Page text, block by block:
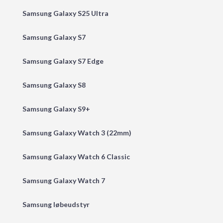
Samsung Galaxy S25 Ultra
Samsung Galaxy S7
Samsung Galaxy S7 Edge
Samsung Galaxy S8
Samsung Galaxy S9+
Samsung Galaxy Watch 3 (22mm)
Samsung Galaxy Watch 6 Classic
Samsung Galaxy Watch 7
Samsung løbeudstyr